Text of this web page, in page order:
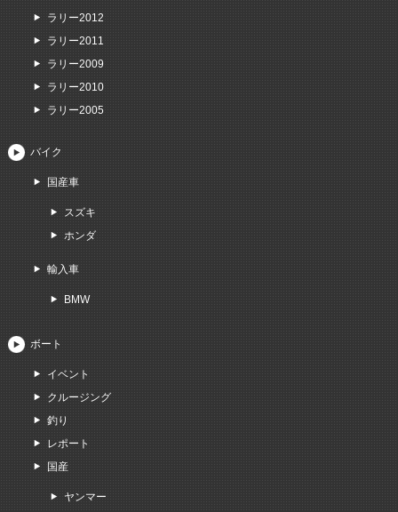
ラリー2012
ラリー2011
ラリー2009
ラリー2010
ラリー2005
バイク
国産車
スズキ
ホンダ
輸入車
BMW
ボート
イベント
クルージング
釣り
レポート
国産
ヤンマー